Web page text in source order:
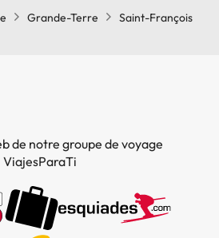
Grande-Terre
Saint-François
de notre groupe de voyage
ViajesParaTi